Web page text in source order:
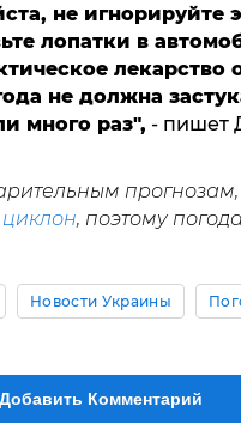
не игнорируйте
лопатки в
лекарство
не должна
много раз", - пишет
, поэтому
Новости Украины
Комментарий